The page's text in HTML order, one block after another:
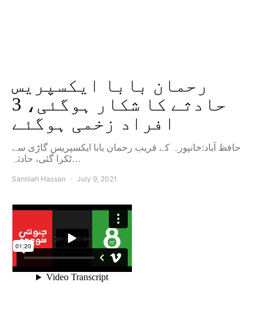
رحمان بابا ایکسپریس
حادثے کا شکار ہوگئی، 3
افراد زخمی ہوگئے
حافظ آباد:خانپورہ کے قریب رحمان بابا ایکسپریس گاڑی سے
ٹکرا گئی، حادثہ…
Sanniah Hassan July 9, 2021